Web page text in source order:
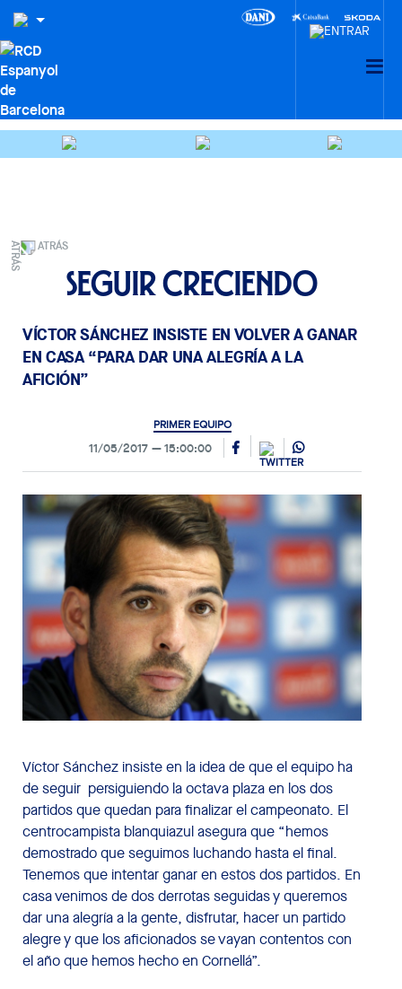
ATRÁS
Seguir creciendo
VÍCTOR SÁNCHEZ INSISTE EN VOLVER A GANAR
EN CASA “PARA DAR UNA ALEGRÍA A LA
AFICIÓN”
PRIMER EQUIPO
11/05/2017 15:00:00
Víctor Sánchez insiste en la idea de que el equipo ha
de seguir persiguiendo la octava plaza en los dos
partidos que quedan para finalizar el campeonato. El
centrocampista blanquiazul asegura que “hemos
demostrado que seguimos luchando hasta el final.
Tenemos que intentar ganar en estos dos partidos. En
casa venimos de dos derrotas seguidas y queremos
dar una alegría a la gente, disfrutar, hacer un partido
alegre y que los aficionados se vayan contentos con
el año que hemos hecho en Cornellá”.